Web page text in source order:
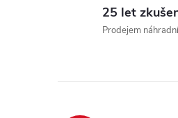
25 let
Prodejem